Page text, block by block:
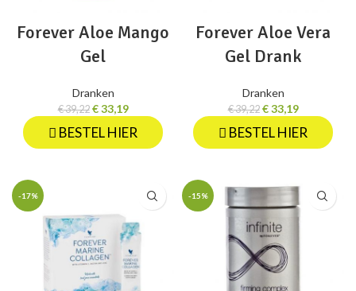
Forever Aloe Mango
Gel
Dranken
€39,22 €33,19
BESTEL HIER
Forever Aloe Vera
Gel Drank
Dranken
€39,22 €33,19
BESTEL HIER
-17% -15%